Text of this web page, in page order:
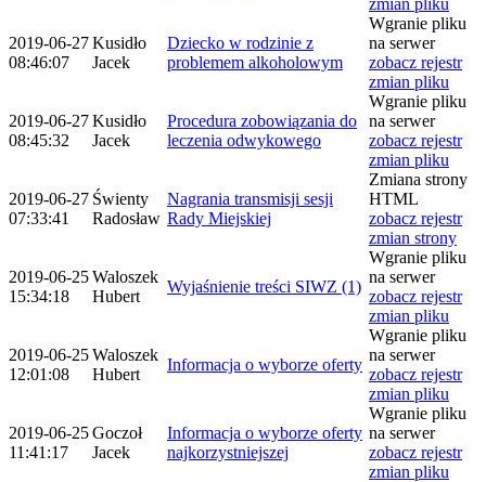
2019-06-27
08:46:07
Kusidło
Jacek
Dziecko w rodzinie z
problemem alkoholowym
Wgranie pliku
na serwer
zobacz rejestr
zmian pliku
2019-06-27
08:45:32
Kusidło
Jacek
Procedura zobowiązania do
leczenia odwykowego
Wgranie pliku
na serwer
zobacz rejestr
zmian pliku
2019-06-27
07:33:41
Świenty
Radosław
Nagrania transmisji sesji
Rady Miejskiej
Zmiana strony
HTML
zobacz rejestr
zmian strony
2019-06-25
15:34:18
Waloszek
Hubert
Wyjaśnienie treści SIWZ (1)
Wgranie pliku
na serwer
zobacz rejestr
zmian pliku
2019-06-25
12:01:08
Waloszek
Hubert
Informacja o wyborze oferty
Wgranie pliku
na serwer
zobacz rejestr
zmian pliku
2019-06-25
11:41:17
Goczoł
Jacek
Informacja o wyborze oferty
najkorzystniejszej
Wgranie pliku
na serwer
zobacz rejestr
zmian pliku